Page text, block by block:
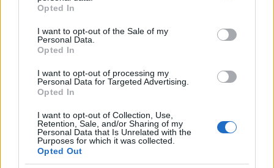
use your data for below specified purposes in below Google
consent section.
Opted In
I want to opt-out of the Sale of my
Personal Data.
Opted In
I want to opt-out of processing my
Personal Data for Targeted Advertising.
Opted In
I want to opt-out of Collection, Use,
Retention, Sale, and/or Sharing of my
Personal Data that Is Unrelated with the
Purposes for which it was collected.
Opted Out
ingatlanvásárlás nagy tételben, ha tudjuk, hogy a
család fejének tíz gyermeke született, így biztosította
mindegyiknek a jövőt. Óriási bérpalotáik voltak még
a Szent István körúton is.